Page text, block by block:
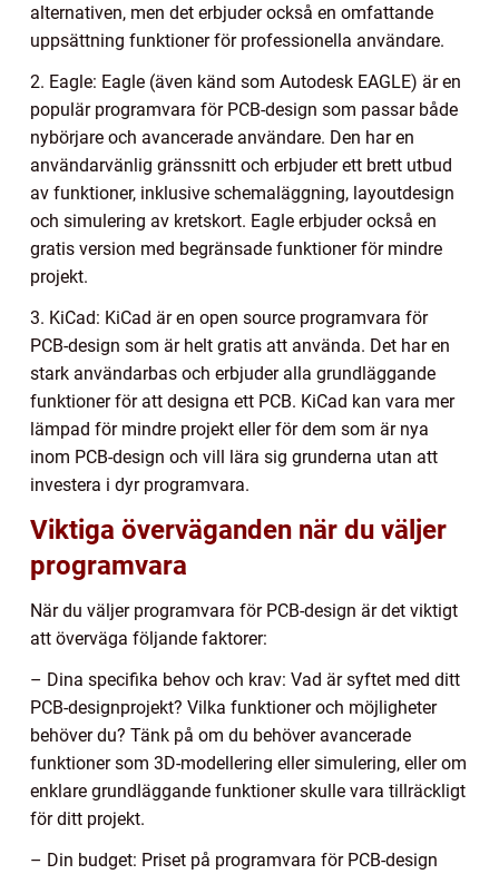
alternativen, men det erbjuder också en omfattande
uppsättning funktioner för professionella användare.
2. Eagle: Eagle (även känd som Autodesk EAGLE) är en
populär programvara för PCB-design som passar både
nybörjare och avancerade användare. Den har en
användarvänlig gränssnitt och erbjuder ett brett utbud
av funktioner, inklusive schemaläggning, layoutdesign
och simulering av kretskort. Eagle erbjuder också en
gratis version med begränsade funktioner för mindre
projekt.
3. KiCad: KiCad är en open source programvara för
PCB-design som är helt gratis att använda. Det har en
stark användarbas och erbjuder alla grundläggande
funktioner för att designa ett PCB. KiCad kan vara mer
lämpad för mindre projekt eller för dem som är nya
inom PCB-design och vill lära sig grunderna utan att
investera i dyr programvara.
Viktiga överväganden när du väljer
programvara
När du väljer programvara för PCB-design är det viktigt
att överväga följande faktorer:
– Dina specifika behov och krav: Vad är syftet med ditt
PCB-designprojekt? Vilka funktioner och möjligheter
behöver du? Tänk på om du behöver avancerade
funktioner som 3D-modellering eller simulering, eller om
enklare grundläggande funktioner skulle vara tillräckligt
för ditt projekt.
– Din budget: Priset på programvara för PCB-design